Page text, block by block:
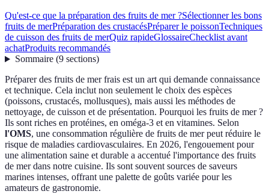
Qu'est-ce que la préparation des fruits de mer ?Sélectionner les bons
fruits de merPréparation des crustacésPréparer le poissonTechniques
de cuisson des fruits de merQuiz rapideGlossaireChecklist avant
achatProduits recommandés
Sommaire(9 sections)
Préparer des fruits de mer frais est un art qui demande connaissance
et technique. Cela inclut non seulement le choix des espèces
(poissons, crustacés, mollusques), mais aussi les méthodes de
nettoyage, de cuisson et de présentation. Pourquoi les fruits de mer ?
Ils sont riches en protéines, en oméga-3 et en vitamines. Selon
l'OMS, une consommation régulière de fruits de mer peut réduire le
risque de maladies cardiovasculaires. En 2026, l'engouement pour
une alimentation saine et durable a accentué l'importance des fruits
de mer dans notre cuisine. Ils sont souvent sources de saveurs
marines intenses, offrant une palette de goûts variée pour les
amateurs de gastronomie.